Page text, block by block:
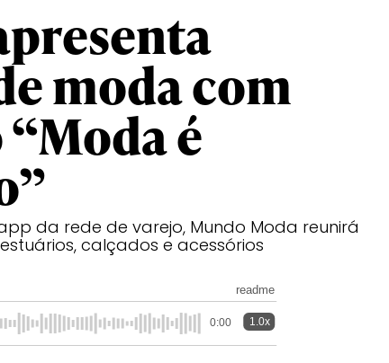
moda com
é
da rede de varejo, Mundo Moda reunirá
calçados e acessórios
readme
0:00 1.0x